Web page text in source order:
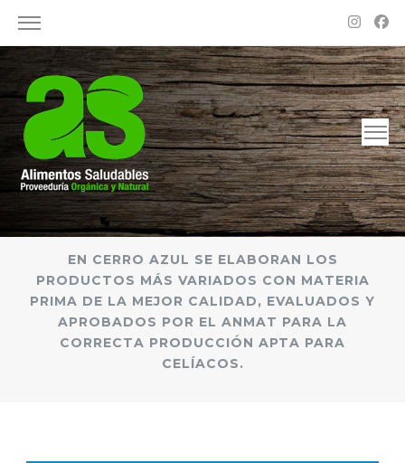
Alimentos Saludables – Dietética en Rosario
Proveeduría Orgánica y Natural
EN CERRO AZUL SE ELABORAN LOS
PRODUCTOS MÁS VARIADOS CON MATERIA
PRIMA DE LA MEJOR CALIDAD, EVALUADOS Y
APROBADOS POR EL ANMAT PARA LA
CORRECTA PRODUCCIÓN APTA PARA
CELÍACOS.